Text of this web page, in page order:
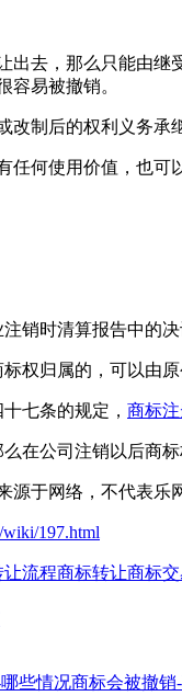
出去，那么只能由
容易被撤销。
改制后的权利义务承
任何使用价值，也可
销时清算报告中的决
权归属的，可以由
七条的规定， 商标注
在公司注销以后商
源于网络，不代表乐
197.html
流程商标转让商标
些情况商标会被撤